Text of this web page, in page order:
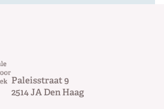
Paleisstraat 9
2514 JADen Haag